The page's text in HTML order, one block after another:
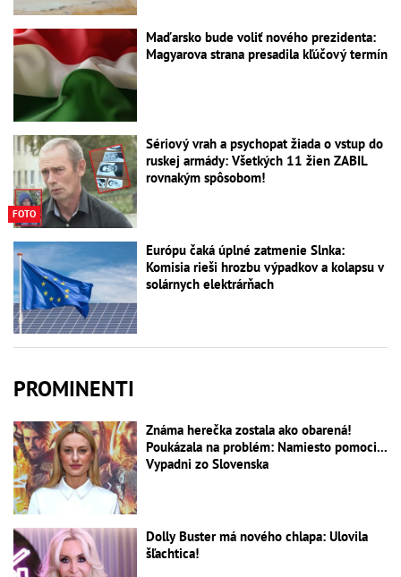
Maďarsko bude voliť nového prezidenta:
Magyarova strana presadila kľúčový termín
FOTO
Sériový vrah a psychopat žiada o vstup do
ruskej armády: Všetkých 11 žien ZABIL
rovnakým spôsobom!
Európu čaká úplné zatmenie Slnka:
Komisia rieši hrozbu výpadkov a kolapsu v
solárnych elektrárňach
PROMINENTI
Známa herečka zostala ako obarená!
Poukázala na problém: Namiesto pomoci...
Vypadni zo Slovenska
Dolly Buster má nového chlapa: Ulovila
šľachtica!